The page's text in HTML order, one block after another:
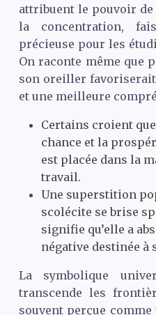
attribuent le pouvoir
la concentration,
précieuse pour les
On raconte même que
son oreiller
et une meilleure
Certains croient
chance et la
est placée dans la
travail.
Une superstition
scolécite se brise
signifie qu’elle a
négative destinée
La symbolique
transcende les
souvent perçue